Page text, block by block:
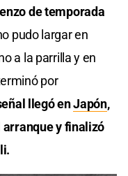
de temporada
pudo largar en
a la parrilla y en
por
llegó enJapón,
y finalizó